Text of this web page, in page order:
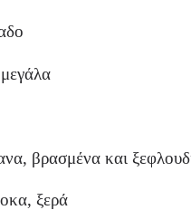
βρασμένα και
ξερά